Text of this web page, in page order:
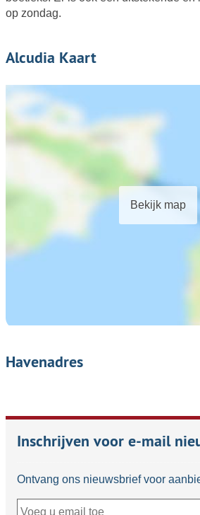
op zondag.
Alcudia Kaart
Bekijk map
Havenadres
Inschrijven voor e-mail
Ontvang ons nieuwsbrief voor